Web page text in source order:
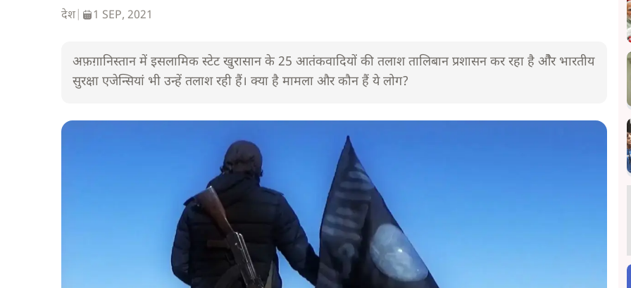
देश 1 SEP, 2021
अफ़ग़ानिस्तान में इसलामिक स्टेट खुरासान के 25 आतंकवादियों की तलाश तालिबान प्रशासन कर रहा है औेर भारतीय
सुरक्षा एजेन्सियां भी उन्हें तलाश रही हैं। क्या है मामला और कौन हैं ये लोग?